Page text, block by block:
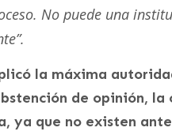
No puede una
la máxima
de opinión,
ya que no existen